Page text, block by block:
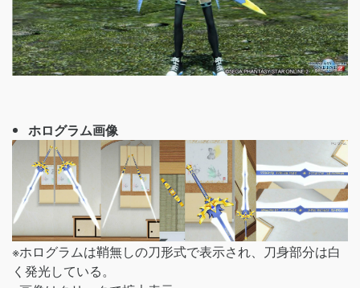
ホログラム画像
※ホログラムは鞘無しの刀形式で表示され、刀身部分は白
く発光している。